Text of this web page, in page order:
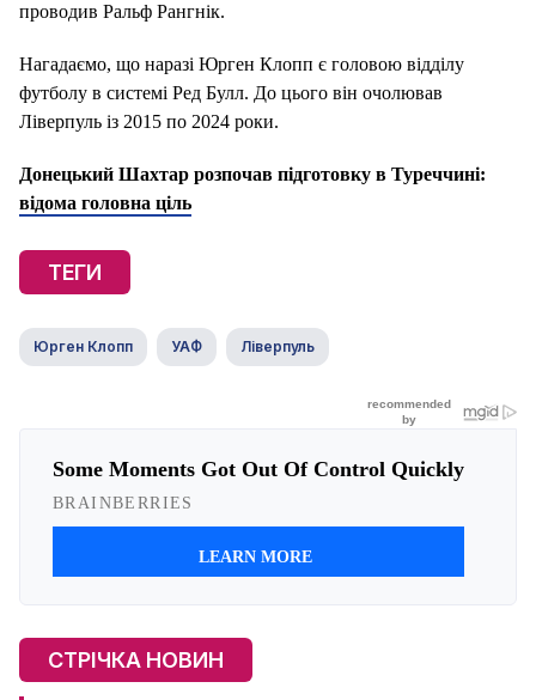
проводив Ральф Рангнік.
Нагадаємо, що наразі Юрген Клопп є головою відділу
футболу в системі Ред Булл. До цього він очолював
Ліверпуль із 2015 по 2024 роки.
Донецький Шахтар розпочав підготовку в Туреччині:
відома головна ціль
ТЕГИ
Юрген Клопп УАФ Ліверпуль
СТРІЧКА НОВИН